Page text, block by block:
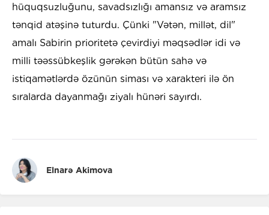
hüquqsuzluğunu, savadsızlığı amansız və aramsız
tənqid atəşinə tuturdu. Çünki "Vətən, millət, dil"
amalı Sabirin prioritetə çevirdiyi məqsədlər idi və
milli təəssübkeşlik gərəkən bütün sahə və
istiqamətlərdə özünün siması və xarakteri ilə ön
sıralarda dayanmağı ziyalı hünəri sayırdı.
Elnarə Akimova